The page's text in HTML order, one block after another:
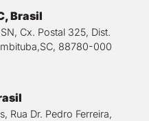
Brasil
Cx. Postal 325, Dist.
88780-000
Rua Dr. Pedro Ferreira,